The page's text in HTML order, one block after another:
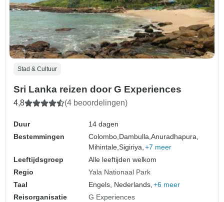
Stad & Cultuur
Sri Lanka reizen door G Experiences
4,8 (4 beoordelingen)
Duur
14 dagen
Bestemmingen
Colombo,Dambulla,Anuradhapura,
Mihintale,Sigiriya, +7 meer
Leeftijdsgroep
Alle leeftijden welkom
Regio
Yala Nationaal Park
Taal
Engels, Nederlands, +6 meer
Reisorganisatie
G Experiences